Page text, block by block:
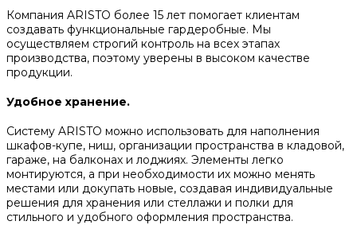
Компания ARISTO более 15 лет помогает клиентам
создавать функциональные гардеробные. Мы
осуществляем строгий контроль на всех этапах
производства, поэтому уверены в высоком качестве
продукции.
Удобное хранение.
Систему ARISTO можно использовать для наполнения
шкафов-купе, ниш, организации пространства в кладовой,
гараже, на балконах и лоджиях. Элементы легко
монтируются, а при необходимости их можно менять
местами или докупать новые, создавая индивидуальные
решения для хранения или стеллажи и полки для
стильного и удобного оформления пространства.